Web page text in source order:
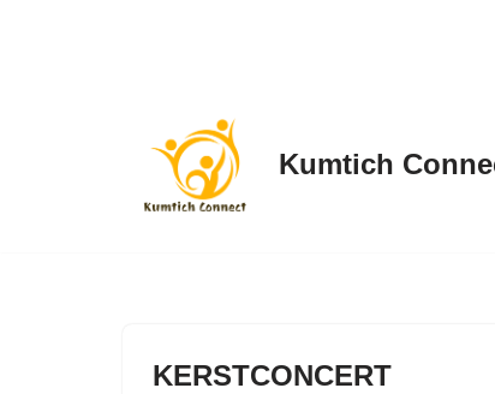
Kumtich
KERSTCONCERT